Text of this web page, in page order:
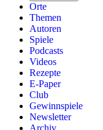
Orte
Themen
Autoren
Spiele
Podcasts
Videos
Rezepte
E-Paper
Club
Gewinnspiele
Newsletter
Archiv